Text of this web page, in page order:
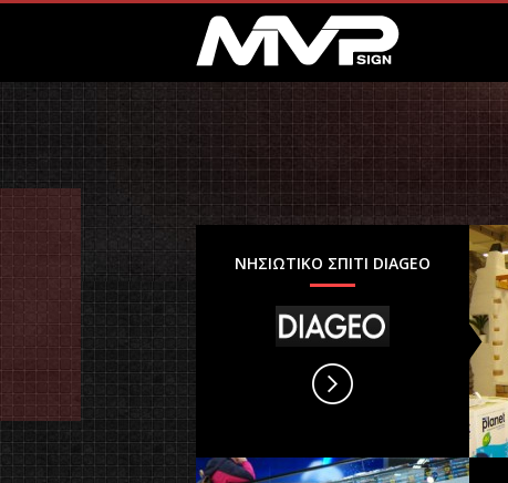
ΝΗΣΙΩΤΙΚΟ ΣΠΙΤΙ DIAGEO